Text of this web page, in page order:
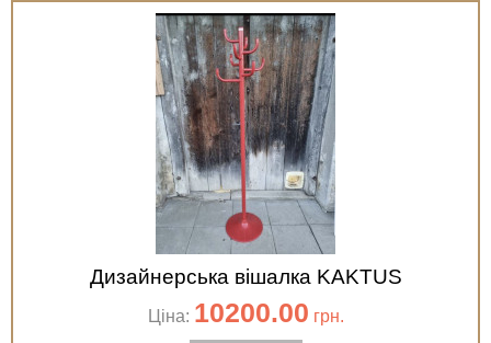
Дизайнерська вішалка KAKTUS
Ціна: 10200.00 грн.